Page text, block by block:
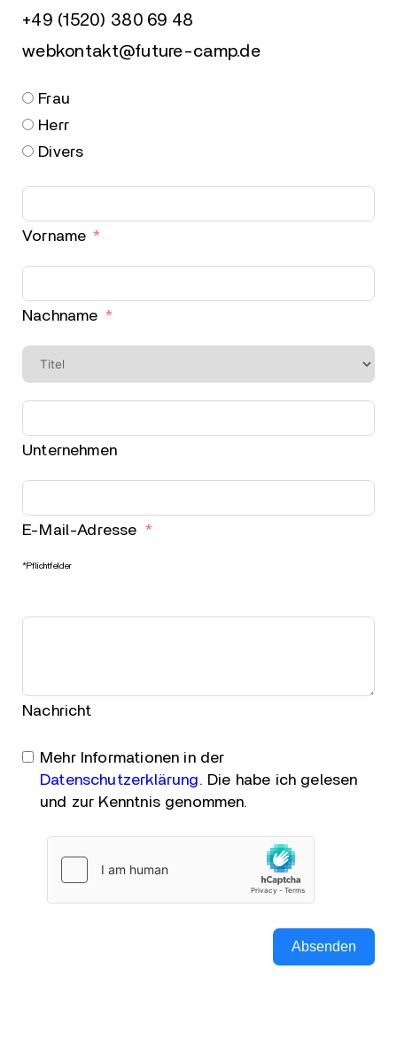
+49 (1520) 380 69 48
webkontakt@future-camp.de
Frau
Herr
Divers
Vorname
Nachname
Unternehmen
E-Mail-Adresse
*Pflichtfelder
Nachricht
Mehr Informationen in der
Datenschutzerklärung. Die habe ich gelesen
und zur Kenntnis genommen.
Absenden